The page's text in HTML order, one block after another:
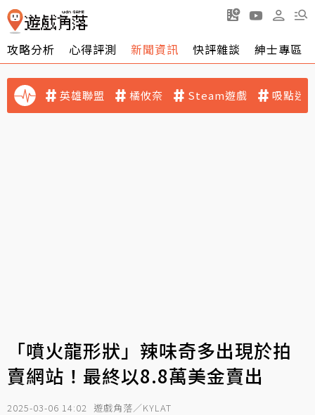
攻略分析 心得評測 新聞資訊 快評雜談 紳士專區
英雄聯盟 橘攸奈 Steam遊戲 吸點迷
「噴火龍形狀」辣味奇多出現於拍
賣網站！最終以8.8萬美金賣出
2025-03-06 14:02 遊戲角落／KYLAT